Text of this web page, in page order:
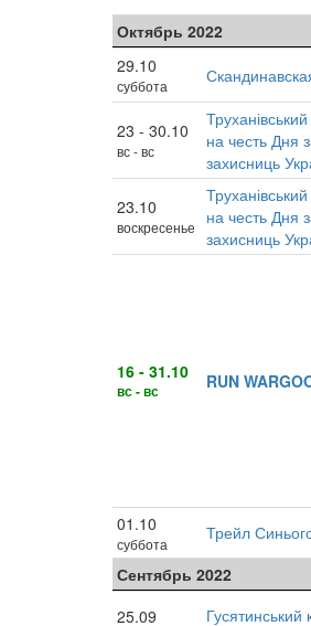
Октябрь 2022
29.10
суббота
23 - 30.10
вс - вс
на честь Дня
захисниць
23.10
воскресенье
на честь Дня
захисниць
16 - 31.10
вс - вс RUN
01.10
суббота
Трейл
Сентябрь 2022
25.09
Гусятинський